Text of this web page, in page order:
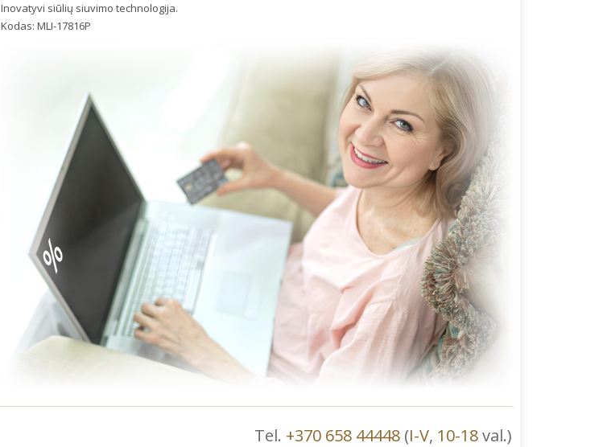
Inovatyvi siūlių siuvimo technologija.
Kodas:MLI-17816P
Tel. +370 658 44448 (I-V, 10-18val.)